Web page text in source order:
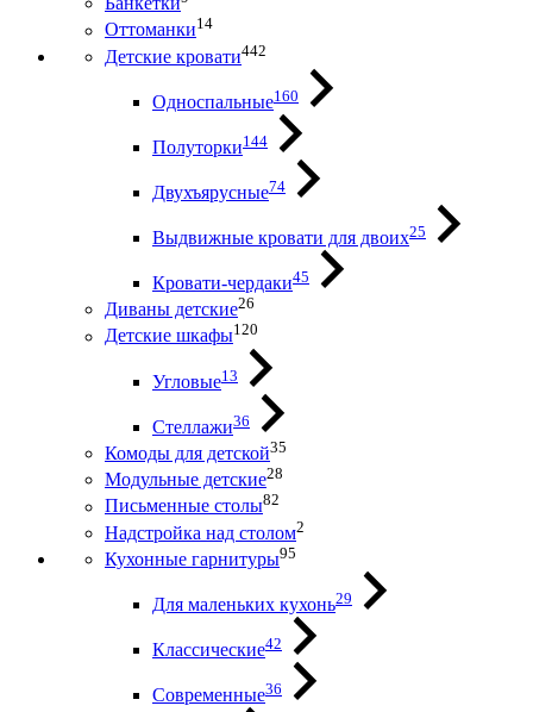
Оттоманки14
Детские кровати442
Односпальные160
Полуторки144
Двухъярусные74
Выдвижные кровати для двоих25
Кровати-чердаки45
Диваны детские26
Детские шкафы120
Угловые13
Стеллажи36
Комоды для детской35
Модульные детские28
Письменные столы82
Надстройка над столом2
Кухонные гарнитуры95
Для маленьких кухонь29
Классические42
Современные36